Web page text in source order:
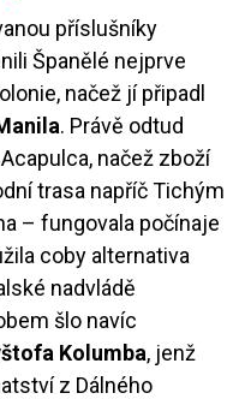
příslušníky
Španělé nejprve
načež jí připadl
. Právě odtud
načež zboží
trasa napříč Tichým
– fungovala počínaje
coby alternativa
nadvládě
šlo navíc
Kolumba, jenž
z Dálného